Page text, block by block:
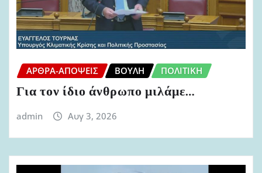
ΆΡΘΡΑ-ΑΠΌΨΕΙΣ ΒΟΥΛΉ ΠΟΛΙΤΙΚΉ
Για τον ίδιο άνθρωπο μιλάμε…
admin Αυγ 3, 2026